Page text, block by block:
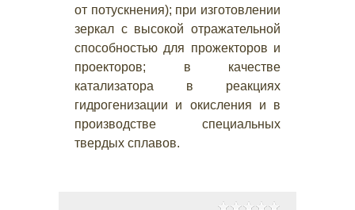
от потускнения); при изготовлении
зеркал с высокой отражательной
способностью для прожекторов и
проекторов; в качестве
катализатора в реакциях
гидрогенизации и окисления и в
производстве специальных
твердых сплавов.